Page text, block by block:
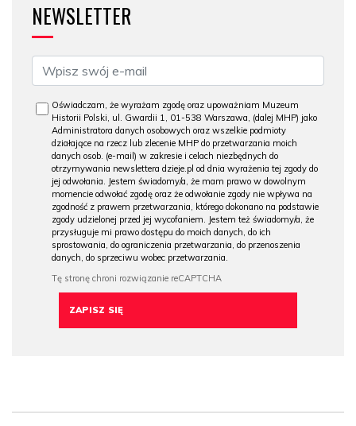
NEWSLETTER
Oświadczam, że wyrażam zgodę oraz upoważniam Muzeum
Historii Polski, ul. Gwardii 1, 01-538 Warszawa, (dalej MHP) jako
Administratora danych osobowych oraz wszelkie podmioty
działające na rzecz lub zlecenie MHP do przetwarzania moich
danych osob. (e-mail) w zakresie i celach niezbędnych do
otrzymywania newslettera dzieje.pl od dnia wyrażenia tej zgody do
jej odwołania. Jestem świadomy/a, że mam prawo w dowolnym
momencie odwołać zgodę oraz że odwołanie zgody nie wpływa na
zgodność z prawem przetwarzania, którego dokonano na podstawie
zgody udzielonej przed jej wycofaniem. Jestem też świadomy/a, że
przysługuje mi prawo dostępu do moich danych, do ich
sprostowania, do ograniczenia przetwarzania, do przenoszenia
danych, do sprzeciwu wobec przetwarzania.